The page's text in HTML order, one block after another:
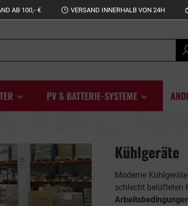
AB 100,- € VERSAND INNERHALB VON 24H
PV & BATTERIE-SYSTEME
Kühlgeräte
Moderne
schlecht belüfteten